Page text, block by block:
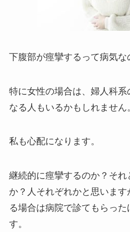
下腹部が痙攣するって病気な
特に女性の場合は、婦人科系
なる人もいるかもしれません
私も心配になります。
継続的に痙攣するのか？そ
か？人それぞれかと思いま
る場合は病院で診てもらっ
す。